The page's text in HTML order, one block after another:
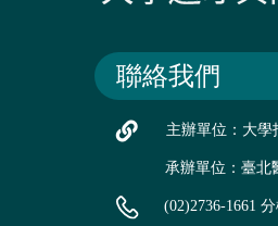
聯絡我們
主辦單位：大學
承辦單位：臺北
(02)2736-1661